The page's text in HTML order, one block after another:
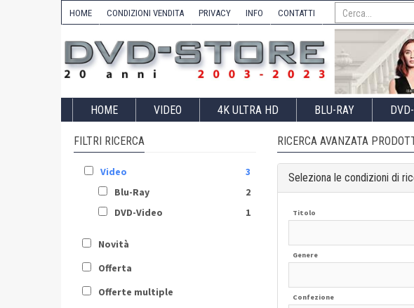
HOME CONDIZIONI VENDITA PRIVACY INFO CONTATTI
HOME VIDEO 4K ULTRA HD BLU-RAY
RICERCA AVANZATA
Seleziona le condizioni di
Titolo
Genere
Confezione
FILTRI RICERCA
Video
3
Blu-Ray
2
DVD-Video
1
Novità
Offerta
Offerte multiple